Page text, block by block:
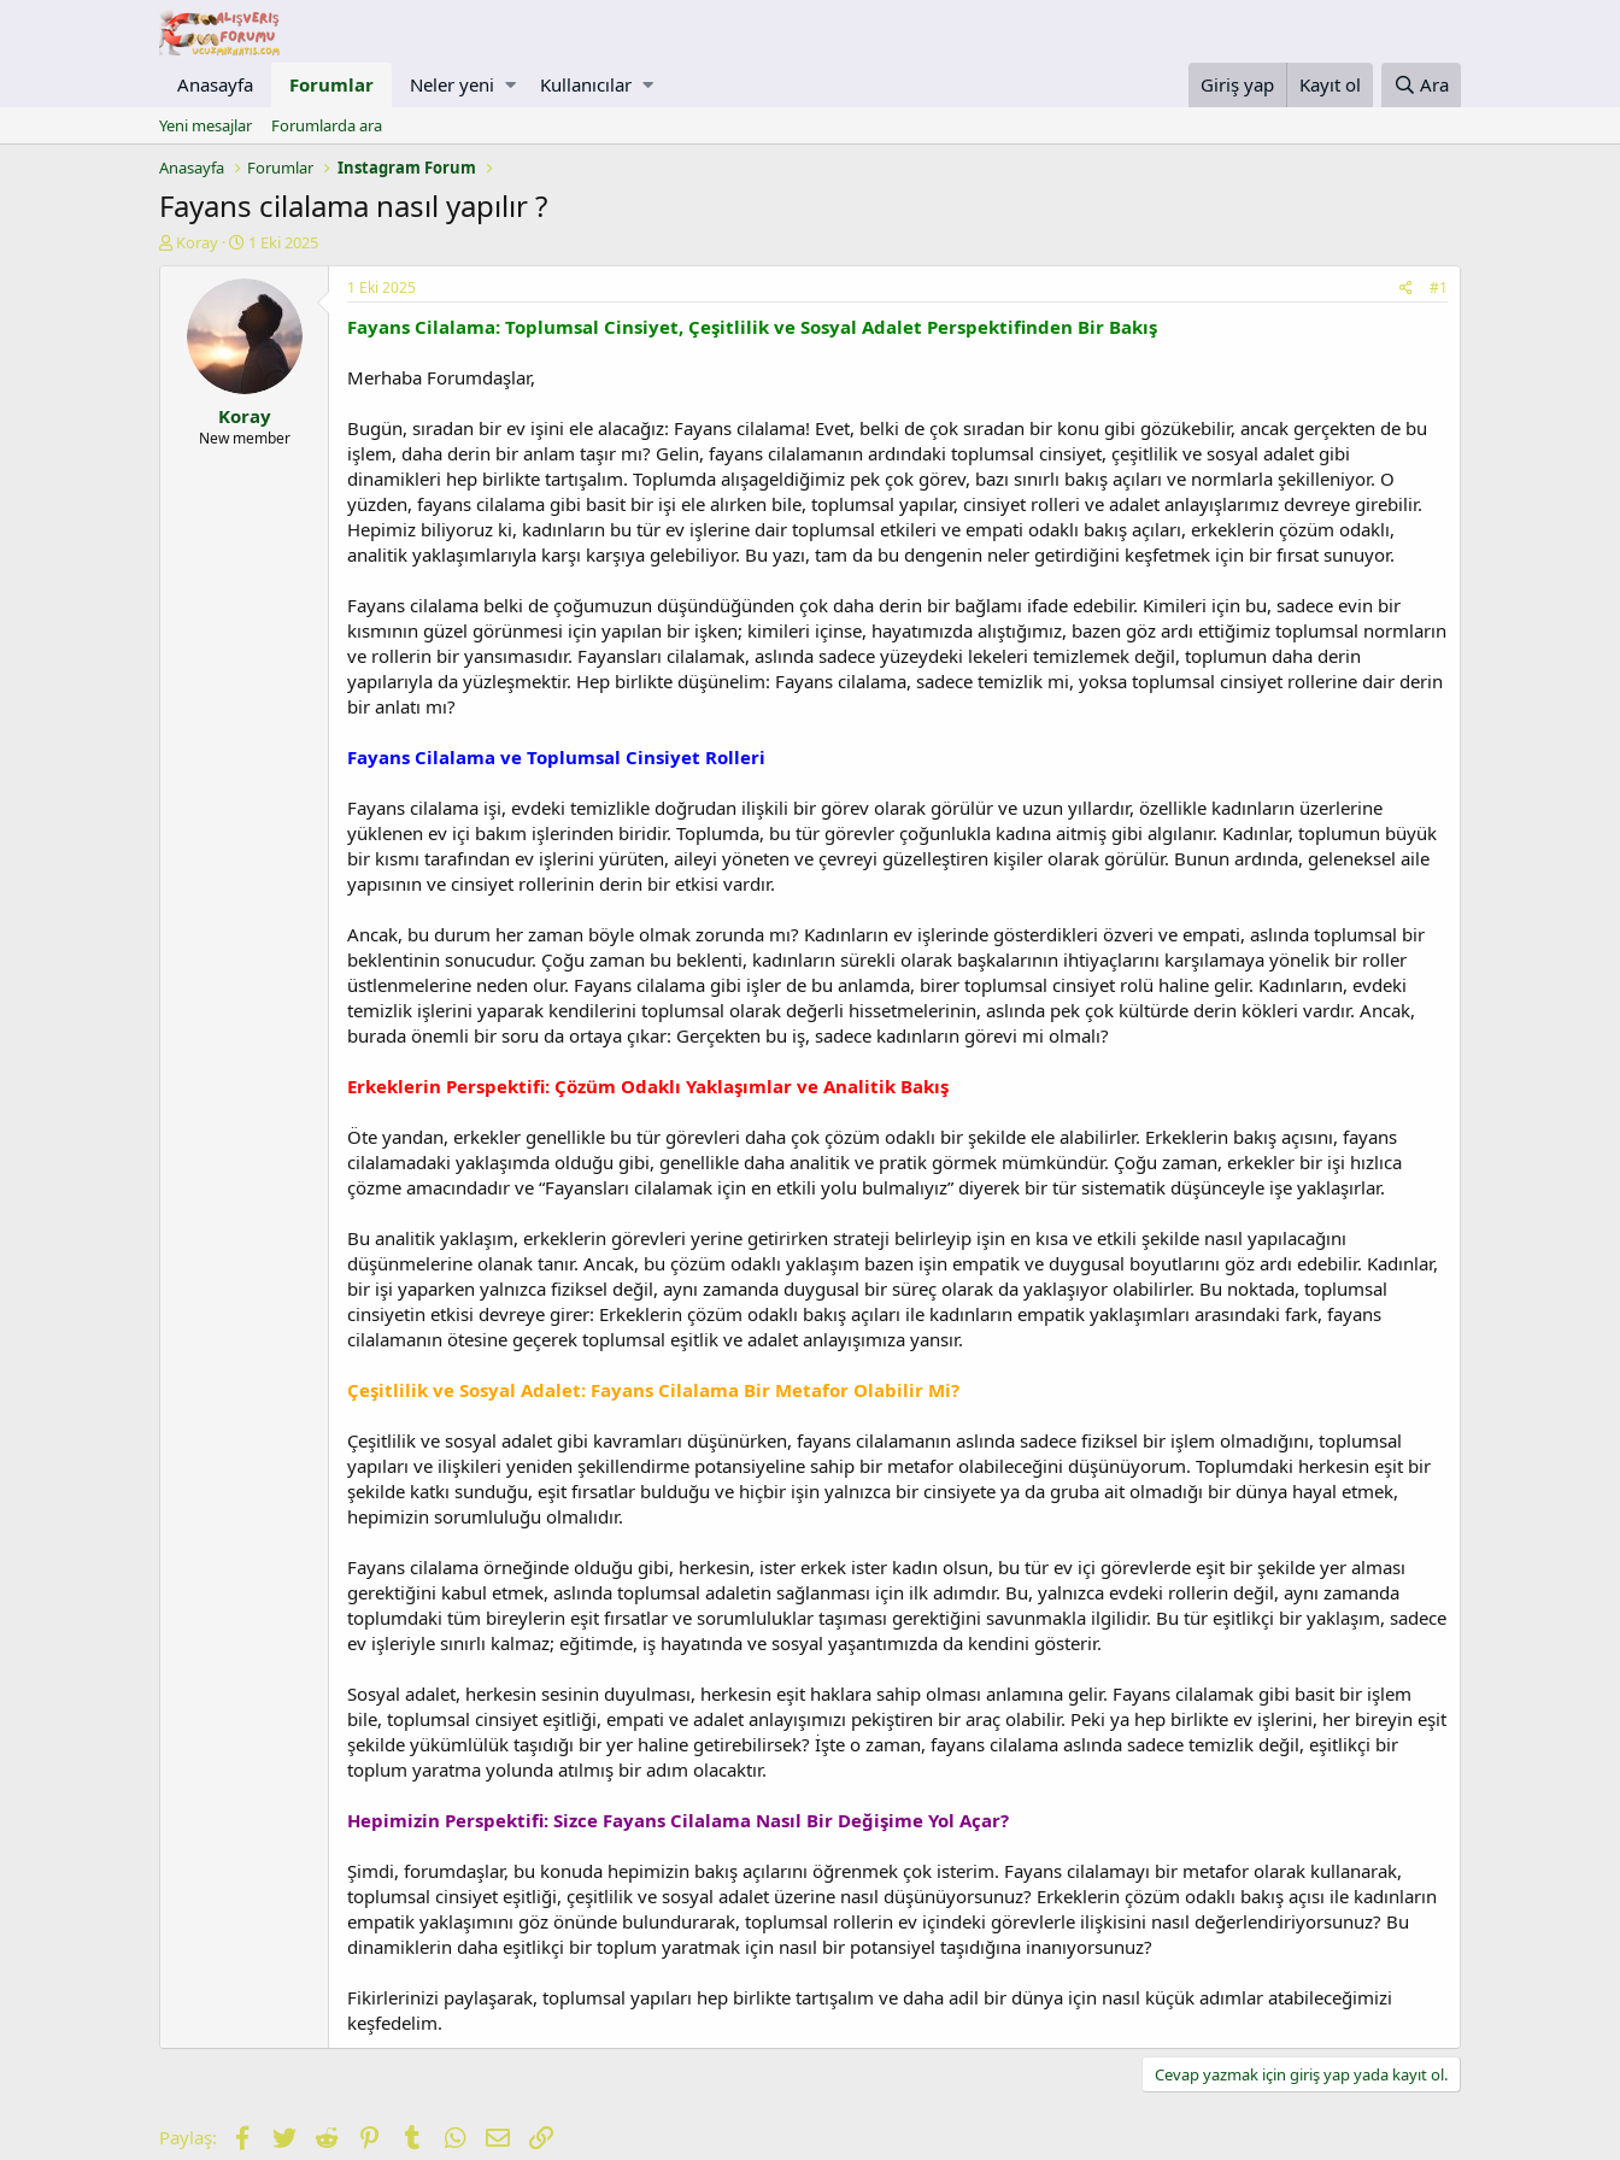
Anasayfa Forumlar Neler yeni Kullanıcılar Giriş yap Kayıt ol Ara
Yeni mesajlar
Forumlarda ara
Anasayfa
Forumlar Instagram Forum
Fayans cilalama nasıl yapılır ?
K
Koray
B
ş
l
n
ı
ç
t
1 Eki 2025
Koray
New member
1 Eki 2025 #1
Fayans Cilalama: Toplumsal Cinsiyet, Çeşitlilik ve Sosyal Adalet Perspektifinden Bir Bakış
Merhaba Forumdaşlar,
Bugün, sıradan bir ev işini ele alacağız: Fayans cilalama! Evet, belki de çok sıradan bir konu gibi gözükebilir, ancak gerçekten de bu
işlem, daha derin bir anlam taşır mı? Gelin, fayans cilalamanın ardındaki toplumsal cinsiyet, çeşitlilik ve sosyal adalet gibi
dinamikleri hep birlikte tartışalım. Toplumda alışageldiğimiz pek çok görev, bazı sınırlı bakış açıları ve normlarla şekilleniyor. O
yüzden, fayans cilalama gibi basit bir işi ele alırken bile, toplumsal yapılar, cinsiyet rolleri ve adalet anlayışlarımız devreye girebilir.
Hepimiz biliyoruz ki, kadınların bu tür ev işlerine dair toplumsal etkileri ve empati odaklı bakış açıları, erkeklerin çözüm odaklı,
analitik yaklaşımlarıyla karşı karşıya gelebiliyor. Bu yazı, tam da bu dengenin neler getirdiğini keşfetmek için bir fırsat sunuyor.
Fayans cilalama belki de çoğumuzun düşündüğünden çok daha derin bir bağlamı ifade edebilir. Kimileri için bu, sadece evin bir
kısmının güzel görünmesi için yapılan bir işken; kimileri içinse, hayatımızda alıştığımız, bazen göz ardı ettiğimiz toplumsal normların
ve rollerin bir yansımasıdır. Fayansları cilalamak, aslında sadece yüzeydeki lekeleri temizlemek değil, toplumun daha derin
yapılarıyla da yüzleşmektir. Hep birlikte düşünelim: Fayans cilalama, sadece temizlik mi, yoksa toplumsal cinsiyet rollerine dair derin
bir anlatı mı?
Fayans Cilalama ve Toplumsal Cinsiyet Rolleri
Fayans cilalama işi, evdeki temizlikle doğrudan ilişkili bir görev olarak görülür ve uzun yıllardır, özellikle kadınların üzerlerine
yüklenen ev içi bakım işlerinden biridir. Toplumda, bu tür görevler çoğunlukla kadına aitmiş gibi algılanır. Kadınlar, toplumun büyük
bir kısmı tarafından ev işlerini yürüten, aileyi yöneten ve çevreyi güzelleştiren kişiler olarak görülür. Bunun ardında, geleneksel aile
yapısının ve cinsiyet rollerinin derin bir etkisi vardır.
Ancak, bu durum her zaman böyle olmak zorunda mı? Kadınların ev işlerinde gösterdikleri özveri ve empati, aslında toplumsal bir
beklentinin sonucudur. Çoğu zaman bu beklenti, kadınların sürekli olarak başkalarının ihtiyaçlarını karşılamaya yönelik bir roller
üstlenmelerine neden olur. Fayans cilalama gibi işler de bu anlamda, birer toplumsal cinsiyet rolü haline gelir. Kadınların, evdeki
temizlik işlerini yaparak kendilerini toplumsal olarak değerli hissetmelerinin, aslında pek çok kültürde derin kökleri vardır. Ancak,
burada önemli bir soru da ortaya çıkar: Gerçekten bu iş, sadece kadınların görevi mi olmalı?
Erkeklerin Perspektifi: Çözüm Odaklı Yaklaşımlar ve Analitik Bakış
Öte yandan, erkekler genellikle bu tür görevleri daha çok çözüm odaklı bir şekilde ele alabilirler. Erkeklerin bakış açısını, fayans
cilalamadaki yaklaşımda olduğu gibi, genellikle daha analitik ve pratik görmek mümkündür. Çoğu zaman, erkekler bir işi hızlıca
çözme amacındadır ve “Fayansları cilalamak için en etkili yolu bulmalıyız” diyerek bir tür sistematik düşünceyle işe yaklaşırlar.
Bu analitik yaklaşım, erkeklerin görevleri yerine getirirken strateji belirleyip işin en kısa ve etkili şekilde nasıl yapılacağını
düşünmelerine olanak tanır. Ancak, bu çözüm odaklı yaklaşım bazen işin empatik ve duygusal boyutlarını göz ardı edebilir. Kadınlar,
bir işi yaparken yalnızca fiziksel değil, aynı zamanda duygusal bir süreç olarak da yaklaşıyor olabilirler. Bu noktada, toplumsal
cinsiyetin etkisi devreye girer: Erkeklerin çözüm odaklı bakış açıları ile kadınların empatik yaklaşımları arasındaki fark, fayans
cilalamanın ötesine geçerek toplumsal eşitlik ve adalet anlayışımıza yansır.
Çeşitlilik ve Sosyal Adalet: Fayans Cilalama Bir Metafor Olabilir Mi?
Çeşitlilik ve sosyal adalet gibi kavramları düşünürken, fayans cilalamanın aslında sadece fiziksel bir işlem olmadığını, toplumsal
yapıları ve ilişkileri yeniden şekillendirme potansiyeline sahip bir metafor olabileceğini düşünüyorum. Toplumdaki herkesin eşit bir
şekilde katkı sunduğu, eşit fırsatlar bulduğu ve hiçbir işin yalnızca bir cinsiyete ya da gruba ait olmadığı bir dünya hayal etmek,
hepimizin sorumluluğu olmalıdır.
Fayans cilalama örneğinde olduğu gibi, herkesin, ister erkek ister kadın olsun, bu tür ev içi görevlerde eşit bir şekilde yer alması
gerektiğini kabul etmek, aslında toplumsal adaletin sağlanması için ilk adımdır. Bu, yalnızca evdeki rollerin değil, aynı zamanda
toplumdaki tüm bireylerin eşit fırsatlar ve sorumluluklar taşıması gerektiğini savunmakla ilgilidir. Bu tür eşitlikçi bir yaklaşım, sadece
ev işleriyle sınırlı kalmaz; eğitimde, iş hayatında ve sosyal yaşantımızda da kendini gösterir.
Sosyal adalet, herkesin sesinin duyulması, herkesin eşit haklara sahip olması anlamına gelir. Fayans cilalamak gibi basit bir işlem
bile, toplumsal cinsiyet eşitliği, empati ve adalet anlayışımızı pekiştiren bir araç olabilir. Peki ya hep birlikte ev işlerini, her bireyin eşit
şekilde yükümlülük taşıdığı bir yer haline getirebilirsek? İşte o zaman, fayans cilalama aslında sadece temizlik değil, eşitlikçi bir
toplum yaratma yolunda atılmış bir adım olacaktır.
Hepimizin Perspektifi: Sizce Fayans Cilalama Nasıl Bir Değişime Yol Açar?
Şimdi, forumdaşlar, bu konuda hepimizin bakış açılarını öğrenmek çok isterim. Fayans cilalamayı bir metafor olarak kullanarak,
toplumsal cinsiyet eşitliği, çeşitlilik ve sosyal adalet üzerine nasıl düşünüyorsunuz? Erkeklerin çözüm odaklı bakış açısı ile kadınların
empatik yaklaşımını göz önünde bulundurarak, toplumsal rollerin ev içindeki görevlerle ilişkisini nasıl değerlendiriyorsunuz? Bu
dinamiklerin daha eşitlikçi bir toplum yaratmak için nasıl bir potansiyel taşıdığına inanıyorsunuz?
Fikirlerinizi paylaşarak, toplumsal yapıları hep birlikte tartışalım ve daha adil bir dünya için nasıl küçük adımlar atabileceğimizi
keşfedelim.
Cevap yazmak için giriş yap yada kayıt ol.
Paylaş: Facebook
TwitterReddit PinterestTumblrWhatsApp
E-postaLink